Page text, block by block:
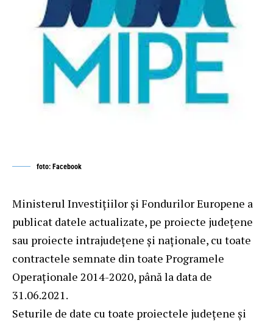
foto: Facebook
Ministerul Investițiilor și Fondurilor Europene a
publicat datele actualizate, pe proiecte județene
sau proiecte intrajudețene și naționale, cu toate
contractele semnate din toate Programele
Operaționale 2014-2020, până la data de
31.06.2021.
Seturile de date cu toate proiectele județene și